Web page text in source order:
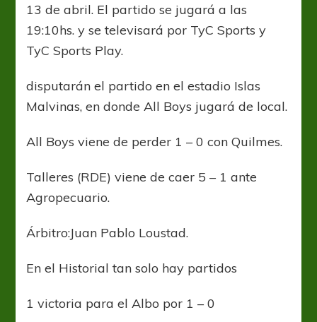
13 de abril. El partido se jugará a las
19:10hs. y se televisará por TyC Sports y
TyC Sports Play.
disputarán el partido en el estadio Islas
Malvinas, en donde All Boys jugará de local.
All Boys viene de perder 1 – 0 con Quilmes.
Talleres (RDE) viene de caer 5 – 1 ante
Agropecuario.
Árbitro:Juan Pablo Loustad.
En el Historial tan solo hay partidos
1 victoria para el Albo por 1 – 0